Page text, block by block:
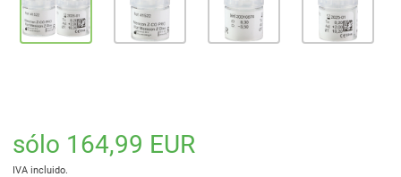
sólo 164,99 EUR
IVA incluido.